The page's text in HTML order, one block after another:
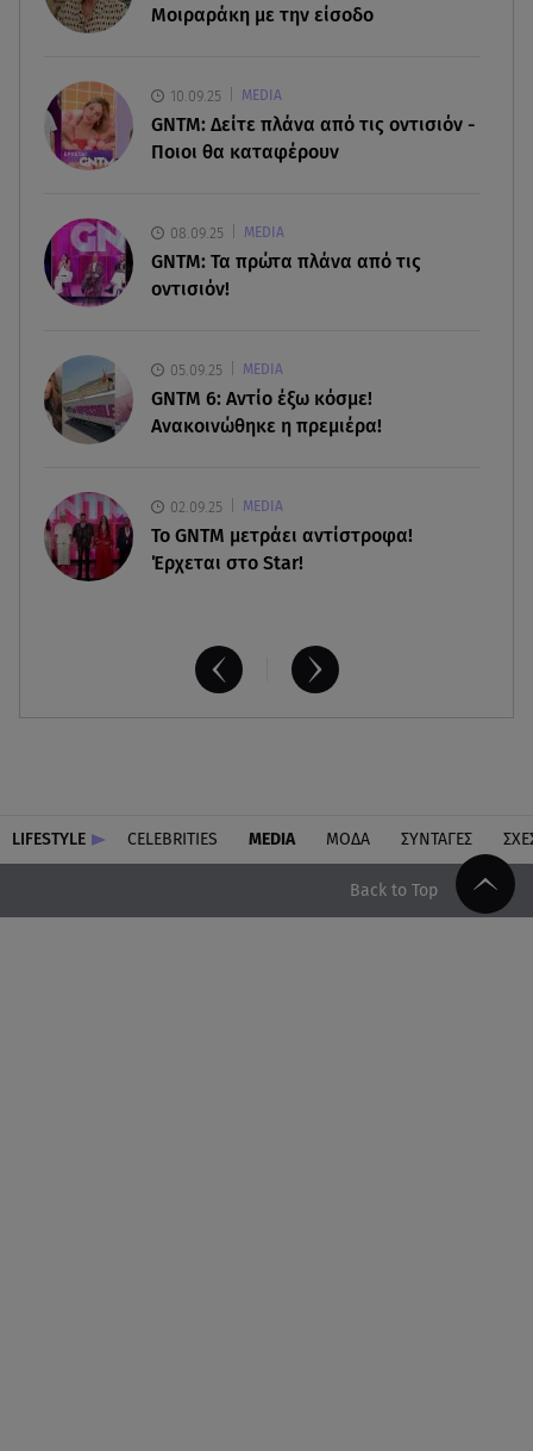
09.08.26 , 12:20
θαλάσσια απορρίμματα
09.08.26 , 12:13
Οι ερωτικές προβλέψεις για την εβδομάδα
09.08.26 , 12:00
Πώς να αποσυνδεθείς (ρεαλιστικά) από το άγχος
στις διακοπές
09.08.26 , 11:55
Διακοπές στην Κρήτη κάνει ο πρωθυπουργός
Μοιραράκη με την είσοδο
10.09.25 MEDIA
GNTM: Δείτε πλάνα από τις οντισιόν -
Ποιοι θα καταφέρουν
08.09.25 MEDIA
GNTM: Τα πρώτα πλάνα από τις
οντισιόν!
05.09.25 MEDIA
GNTM 6: Αντίο έξω κόσμε!
Ανακοινώθηκε η πρεμιέρα!
02.09.25 MEDIA
Το GNTM μετράει αντίστροφα!
Έρχεται στο Star!
LIFESTYLE CELEBRITIES MEDIA ΜΟΔΑ ΣΥΝΤΑΓΕΣ
Back to Top